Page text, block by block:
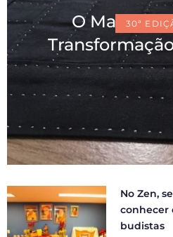
30ª
O Manto
No Zen,
conhecer
budistas